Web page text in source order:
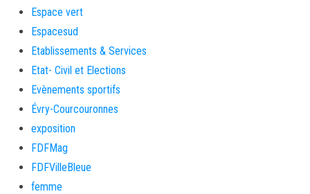
Espace vert
Espacesud
Etablissements & Services
Etat- Civil et Elections
Evènements sportifs
Évry-Courcouronnes
exposition
FDFMag
FDFVilleBleue
femme